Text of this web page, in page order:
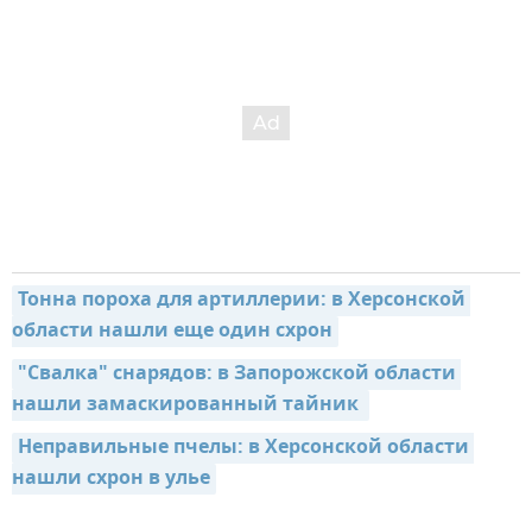
Тонна пороха для артиллерии: в Херсонской
области нашли еще один схрон
"Свалка" снарядов: в Запорожской области
нашли замаскированный тайник
Неправильные пчелы: в Херсонской области
нашли схрон в улье